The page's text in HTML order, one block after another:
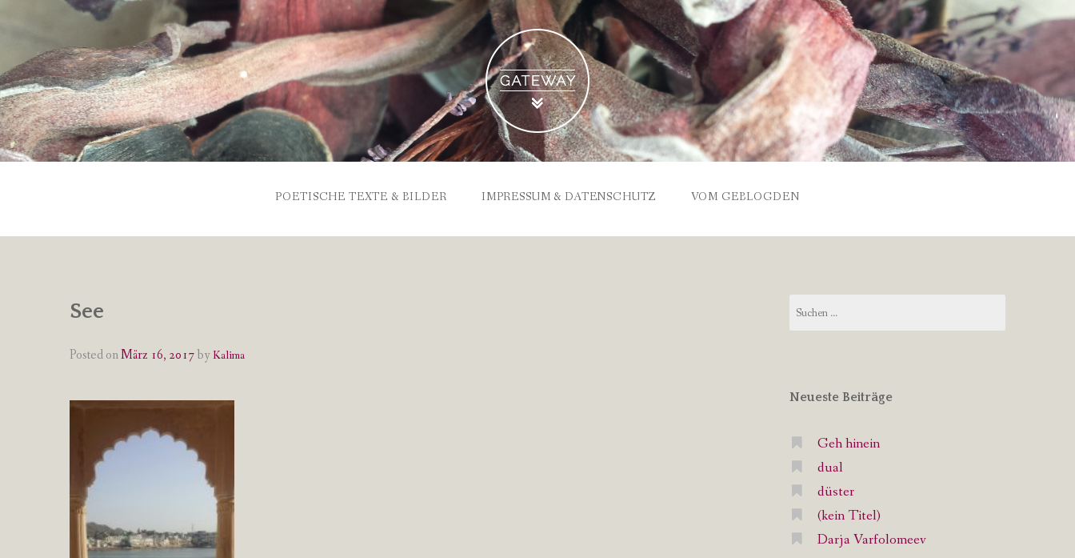
POETISCHE TEXTE & BILDER IMPRESSUM & DATENSCHUTZ VOM GEBLOGDEN
See
Posted onMärz 16, 2017by Kalima
nach:
Neueste Beiträge
Geh hinein
dual
düster
(kein Titel)
Darja Varfolomeev